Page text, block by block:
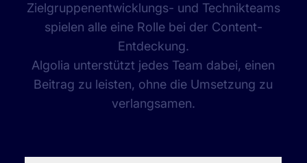
Zielgruppenentwicklungs- und Technikteams
spielen alle eine Rolle bei der Content-
Entdeckung.
Algolia unterstützt jedes Team dabei, einen
Beitrag zu leisten, ohne die Umsetzung zu
verlangsamen.